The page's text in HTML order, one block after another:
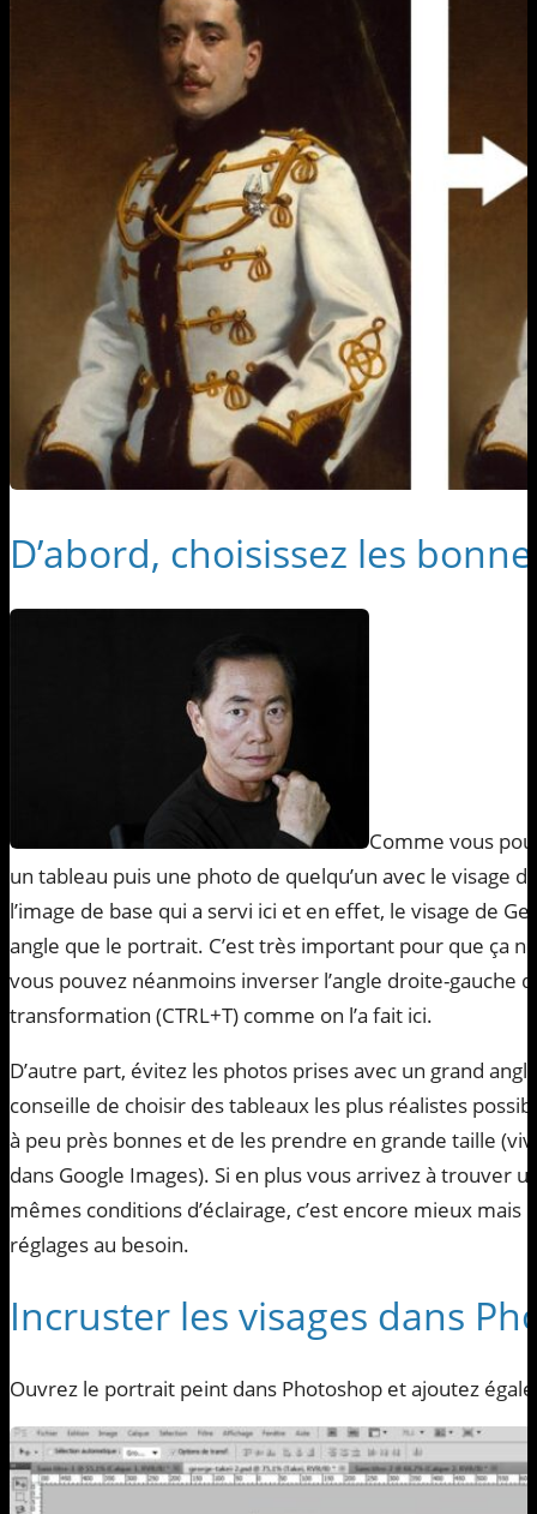
D’abord, choisissez les
Comme vous
un tableau puis une photo de quelqu’un avec le visage
l’image de base qui a servi ici et en effet, le visage de
angle que le portrait. C’est très important pour que ça
vous pouvez néanmoins inverser l’angle droite-gauche
transformation (CTRL+T) comme on l’a fait ici.
D’autre part, évitez les photos prises avec un grand
conseille de choisir des tableaux les plus réalistes
à peu près bonnes et de les prendre en grande taille
dans Google Images). Si en plus vous arrivez à trouver
mêmes conditions d’éclairage, c’est encore mieux mais
réglages au besoin.
Incruster les visages dans
Ouvrez le portrait peint dans Photoshop et ajoutez